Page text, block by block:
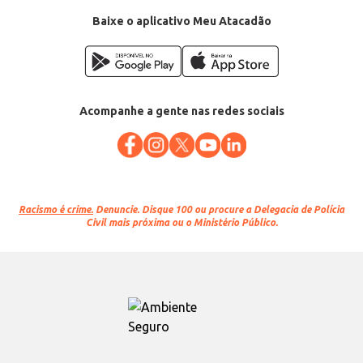
Baixe o aplicativo Meu Atacadão
Acompanhe a gente nas redes sociais
Racismo é crime. Denuncie. Disque 100 ou procure a Delegacia de Polícia
Civil mais próxima ou o Ministério Público.